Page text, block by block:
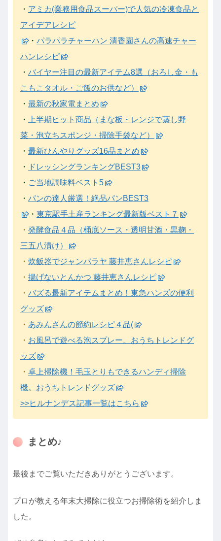
・ アミカ(業務用食品スーパー)で人気の冷凍食品と
アイデアレシピ
・ パラパラチャーハン 清香園さんの高速チャー
ハンレシピ
・ バイヤー注目の最新アイテム8選（おろし金・も
こもこタオル・ご飯のお供など）
・ 最新の秋家電まとめ
・
上半期ヒット商品（まな板・レンジで蒸し野
菜・泡立ちスポンジ・掃除手袋など）
・ 最新ひんやりグッズ16品まとめ
・
ドレッシングランキングBEST3
・ ご当地調味料ベスト5
・ パンの達人厳選！絶品パンBEST3
・ 東京駅手土産ランキング最新版ベスト７
・ 発酵食品４品（桶底ソース・透明甘酒・黒麹・
三五八漬け）
・ 炊飯器でジャンバラヤ 藤井恵さんレシピ
・ 揚げないとんかつ 藤井恵さんレシピ
・ バズる最新アイテムまとめ！東急ハンズの便利
グッズ
・ あみんさんの節約レシピ４品(
・ お風呂で遊べる泡スプレー。おうちトレンドグ
ッズ
・ 卓上掃除機！毛玉とりもできるハンディ掃除
機。おうちトレンドグッズ
>>ヒルナンデス記事一覧はこちら
まとめ♪
最後までご覧いただきありがとうございます。
プロが教える年末大掃除に役立つお掃除術を紹介しま
した。